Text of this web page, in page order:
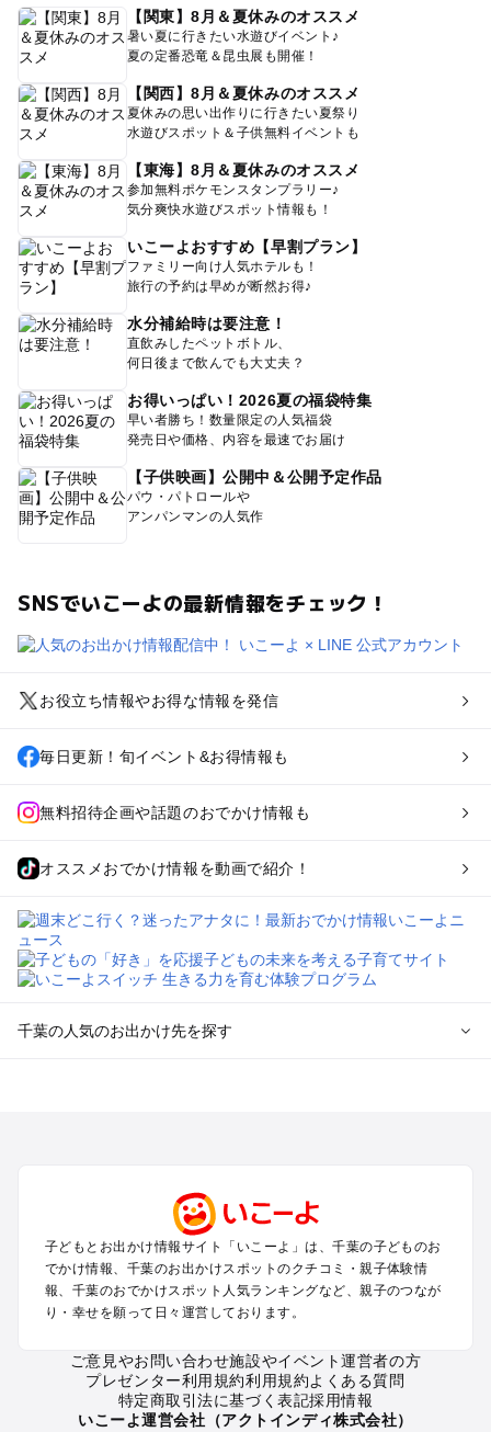
【関東】8月＆夏休みのオススメ
暑い夏に行きたい水遊びイベント♪
夏の定番恐竜＆昆虫展も開催！
【関西】8月＆夏休みのオススメ
夏休みの思い出作りに行きたい夏祭り
水遊びスポット＆子供無料イベントも
【東海】8月＆夏休みのオススメ
参加無料ポケモンスタンプラリー♪
気分爽快水遊びスポット情報も！
いこーよおすすめ【早割プラン】
ファミリー向け人気ホテルも！
旅行の予約は早めが断然お得♪
水分補給時は要注意！
直飲みしたペットボトル、
何日後まで飲んでも大丈夫？
お得いっぱい！2026夏の福袋特集
早い者勝ち！数量限定の人気福袋
発売日や価格、内容を最速でお届け
【子供映画】公開中＆公開予定作品
パウ・パトロールや
アンパンマンの人気作
SNSでいこーよの最新情報をチェック！
お役立ち情報やお得な情報を発信
毎日更新！旬イベント&お得情報も
無料招待企画や話題のおでかけ情報も
オススメおでかけ情報を動画で紹介！
千葉の人気のお出かけ先を探す
成田・印西・酒々井のプールお出かけ
館山・南房総のプールお出かけ
九十九里・銚子のプールお出かけ
千葉市・市原のプールお出かけ
鴨川・勝浦・御宿のプールお出かけ
千葉の定番お出かけスポット
千葉の遊園地
子どもとお出かけ情報サイト「いこーよ」は、千葉の子どものお
でかけ情報、千葉のお出かけスポットのクチコミ・親子体験情
報、千葉のおでかけスポット人気ランキングなど、親子のつなが
り・幸せを願って日々運営しております。
ご意見やお問い合わせ施設やイベント運営者の方
プレゼンター利用規約利用規約よくある質問
特定商取引法に基づく表記採用情報
いこーよ運営会社（アクトインディ株式会社）